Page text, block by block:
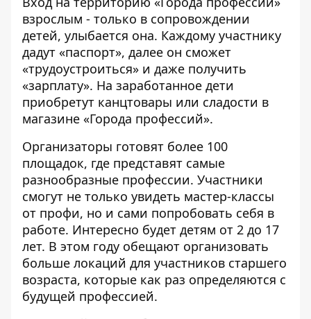
взрослым - только в сопровождении
детей, улыбается она. Каждому участнику
дадут «паспорт», далее он сможет
«трудоустроиться» и даже получить
«зарплату». На заработанное дети
приобретут канцтовары или сладости в
магазине «Города профессий».
Организаторы готовят более 100
площадок, где представят самые
разнообразные профессии. Участники
смогут не только увидеть мастер-классы
от профи, но и сами попробовать себя в
работе. Интересно будет детям от 2 до 17
лет. В этом году обещают организовать
больше локаций для участников старшего
возраста, которые как раз определяются с
будущей профессией.